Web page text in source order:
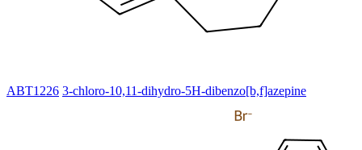
ABT1226 3-chloro-10,11-dihydro-5H-dibenzo[b,f]azepine